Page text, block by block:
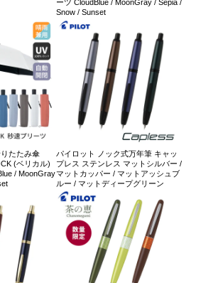
ーツ CloudBlue / MoonGray / Sepia /
Snow / Sunset
たたみ傘
(ベリカル)
/ MoonGray
パイロット ノック式万年筆 キャッ
プレス ステンレス マットシルバー /
マットカッパー / マットアッシュブ
ルー / マットディープグリーン